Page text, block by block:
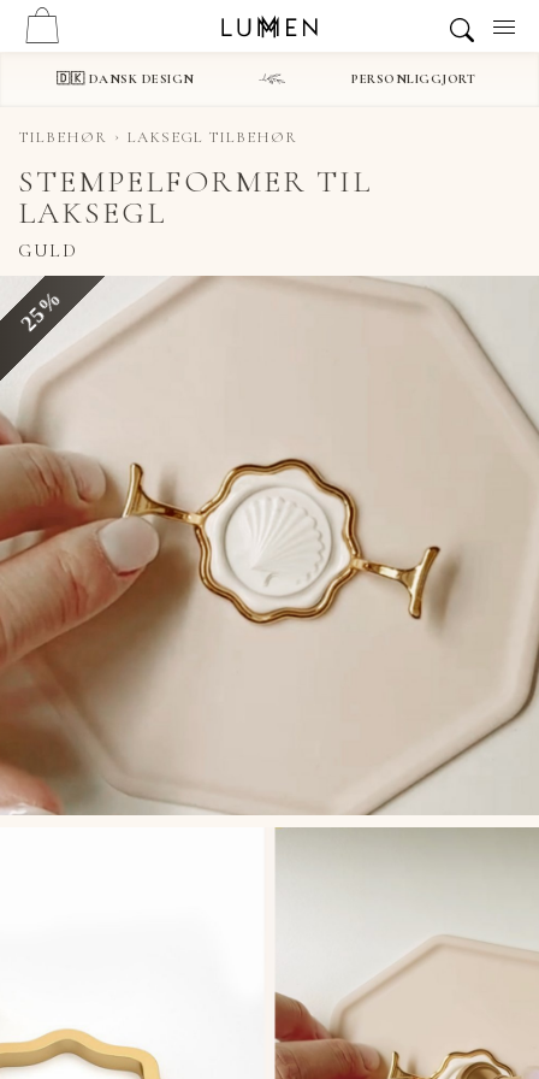
🇩🇰 DANSK DESIGN PERSONLIGGJORT
TILBEHØR LAKSEGL TILBEHØR
STEMPELFORMER TIL
LAKSEGL
GULD
25%